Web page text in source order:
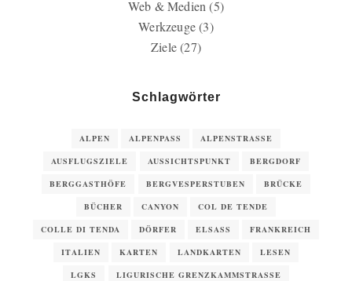
Web & Medien (5)
Werkzeuge(3)
Ziele(27)
Schlagwörter
ALPEN ALPENPASS ALPENSTRASSE
AUSFLUGSZIELE AUSSICHTSPUNKT BERGDORF
BERGGASTHÖFE BERGVESPERSTUBEN BRÜCKE
BÜCHER CANYON COL DE TENDE
COLLE DI TENDA DÖRFER ELSASS FRANKREICH
ITALIEN KARTEN LANDKARTEN LESEN
LGKS LIGURISCHE GRENZKAMMSTRASSE